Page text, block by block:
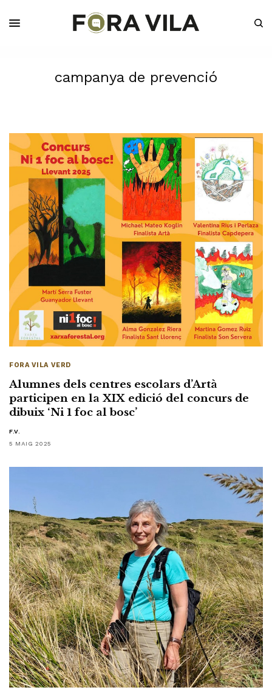
campanya de prevenció
FORA VILA VERD
Alumnes dels centres escolars d’Artà
participen en la XIX edició del concurs de
dibuix ‘Ni 1 foc al bosc’
F.V.
5 MAIG 2025